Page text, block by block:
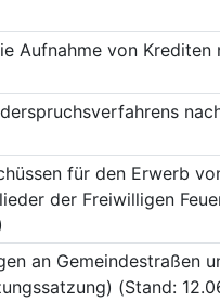
Aufnahme von Krediten
für den Erwerb
der Freiwilligen
an Gemeindestraßen
(Stand: